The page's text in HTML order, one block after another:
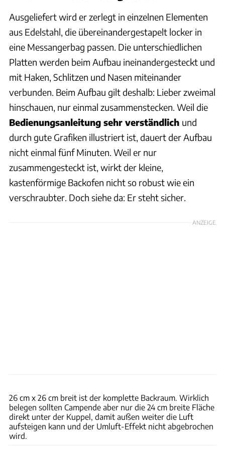
Ausgeliefert wird er zerlegt in einzelnen Elementen
aus Edelstahl, die übereinandergestapelt locker in
eine Messangerbag passen. Die unterschiedlichen
Platten werden beim Aufbau ineinandergesteckt und
mit Haken, Schlitzen und Nasen miteinander
verbunden. Beim Aufbau gilt deshalb: Lieber zweimal
hinschauen, nur einmal zusammenstecken. Weil die
Bedienungsanleitung sehr verständlich und
durch gute Grafiken illustriert ist, dauert der Aufbau
nicht einmal fünf Minuten. Weil er nur
zusammengesteckt ist, wirkt der kleine,
kastenförmige Backofen nicht so robust wie ein
verschraubter. Doch siehe da: Er steht sicher.
ANZEIGE
26 cm x 26 cm breit ist der komplette Backraum. Wirklich
belegen sollten Campende aber nur die 24 cm breite Fläche
direkt unter der Kuppel, damit außen weiter die Luft
aufsteigen kann und der Umluft-Effekt nicht abgebrochen
wird.